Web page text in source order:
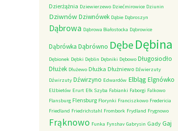
Dzierżążnia Dziewierzewo Dziećmirowice Dziunin
DziwnówDziwnówek Dąbie Dąbroszyn
Dąbrowa Dąbrowa Białostocka Dąbrowice
Dąbrówka Dąbrówno Dębe Dębina
Dębionek Dębki Dęblin Dębniki Dębowo Długosiodło
Dłużek Dłużewo Dłużka Dłużniewo Dźwierzuty
Dźwirzuty Dźwirzyno Edwardów Elbląg Elgnówko
Elżbietów Erurt Ełk Szyba Fabianki Faborgi Falkowo
Flansburg Flensburg Florynki Franciszkowo Fredericia
Friedland Friedrichstahl Frombork Frydland Frygnowo
Frąknowo Funka Fynshav Gabrysin Gady Gaj